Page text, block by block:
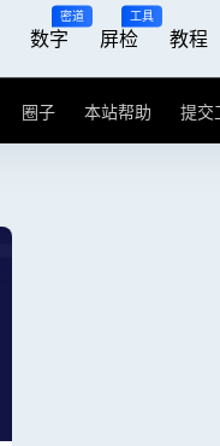
数字
密道
屏检
工具
教程
圈子 本站帮助 提交